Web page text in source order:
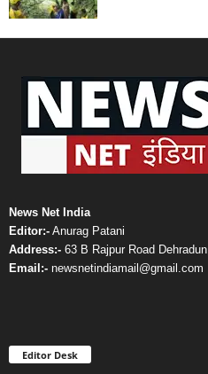
News Net India
Editor:- Anurag Patani
Address:- 63 B Rajpur Road
Email:- newsnetindiamail@gmail.com
Editor Desk